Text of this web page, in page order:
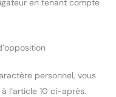
en tenant compte
personnel, vous
l’article 10 ci-après.